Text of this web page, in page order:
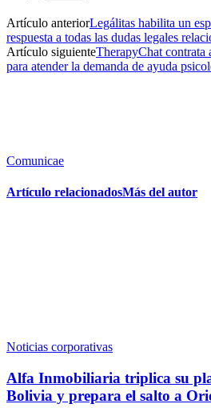
Artículo anteriorLegálitas habilita un
respuesta a todas las dudas legales
Artículo siguienteTherapyChat contrata
para atender la demanda de ayuda
Comunicae
Artículo relacionadosMás del autor
Noticias corporativas
Alfa Inmobiliaria triplica su
Bolivia y prepara el salto a